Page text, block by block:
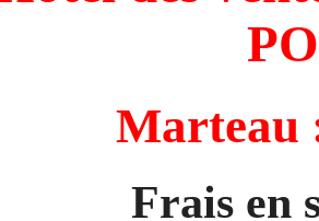
Marteau
Frais en